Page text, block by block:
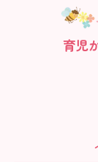
育児